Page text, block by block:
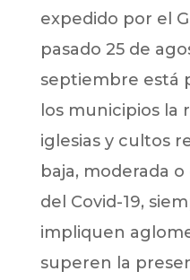
expedido por el
pasado 25 de
septiembre está
los municipios la
iglesias y cultos
baja, moderada
del Covid-19,
impliquen
superen la